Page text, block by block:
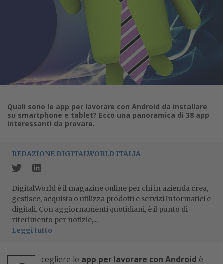
Quali sono le app per lavorare con Android da installare
su smartphone e tablet? Ecco una panoramica di 38 app
interessanti da provare.
REDAZIONE DIGITALWORLD ITALIA
DigitalWorld è il magazine online per chi in azienda crea,
gestisce, acquista o utilizza prodotti e servizi informatici e
digitali. Con aggiornamenti quotidiani, è il punto di
riferimento per notizie,...
Leggi tutto
cegliere le app per lavorare con Android è